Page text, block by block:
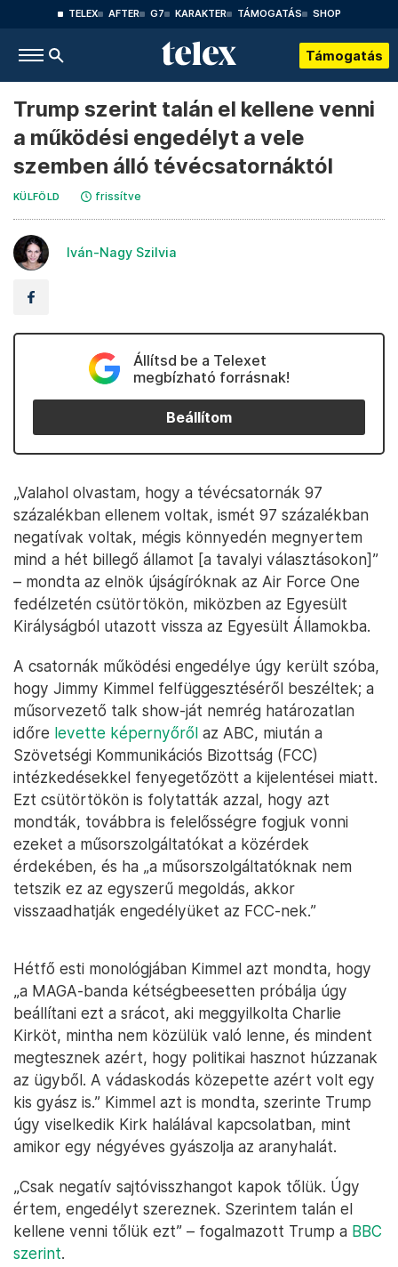
TELEX AFTER G7 KARAKTER TÁMOGATÁS SHOP
Támogatás
Trump szerint talán el kellene venni
a működési engedélyt a vele
szemben álló tévécsatornáktól
KÜLFÖLD frissítve
Iván-Nagy Szilvia
Állítsd be a Telexet
megbízható forrásnak!
Beállítom
„Valahol olvastam, hogy a tévécsatornák 97
százalékban ellenem voltak, ismét 97 százalékban
negatívak voltak, mégis könnyedén megnyertem
mind a hét billegő államot [a tavalyi választásokon]”
– mondta az elnök újságíróknak az Air Force One
fedélzetén csütörtökön, miközben az Egyesült
Királyságból utazott vissza az Egyesült Államokba.
A csatornák működési engedélye úgy került szóba,
hogy Jimmy Kimmel felfüggesztéséről beszéltek; a
műsorvezető talk show-ját nemrég határozatlan
időre levette képernyőről az ABC, miután a
Szövetségi Kommunikációs Bizottság (FCC)
intézkedésekkel fenyegetőzött a kijelentései miatt.
Ezt csütörtökön is folytatták azzal, hogy azt
mondták, továbbra is felelősségre fogjuk vonni
ezeket a műsorszolgáltatókat a közérdek
érdekében, és ha „a műsorszolgáltatóknak nem
tetszik ez az egyszerű megoldás, akkor
visszaadhatják engedélyüket az FCC-nek.”
Hétfő esti monológjában Kimmel azt mondta, hogy
„a MAGA-banda kétségbeesetten próbálja úgy
beállítani ezt a srácot, aki meggyilkolta Charlie
Kirköt, mintha nem közülük való lenne, és mindent
megtesznek azért, hogy politikai hasznot húzzanak
az ügyből. A vádaskodás közepette azért volt egy
kis gyász is.” Kimmel azt is mondta, szerinte Trump
úgy viselkedik Kirk halálával kapcsolatban, mint
amikor egy négyéves gyászolja az aranyhalát.
„Csak negatív sajtóvisszhangot kapok tőlük. Úgy
értem, engedélyt szereznek. Szerintem talán el
kellene venni tőlük ezt” – fogalmazott Trump a BBC
szerint.